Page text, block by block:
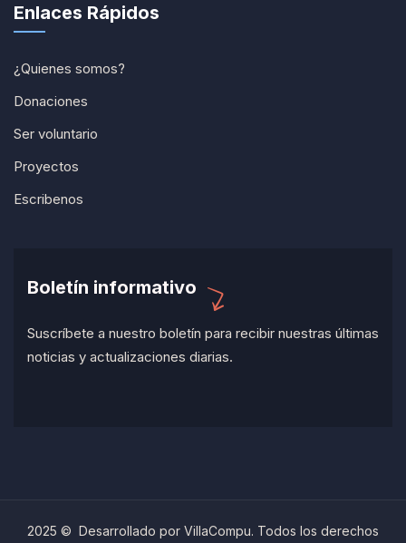
Enlaces Rápidos
¿Quienes somos?
Donaciones
Ser voluntario
Proyectos
Escribenos
Boletín informativo
Suscríbete a nuestro boletín para recibir nuestras últimas
noticias y actualizaciones diarias.
2025 © Desarrollado por VillaCompu. Todos los derechos